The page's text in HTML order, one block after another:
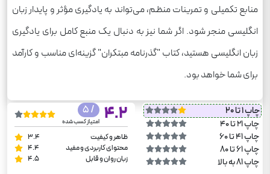
منابع تکمیلی و تمرینات منظم، می‌تواند به یادگیری مؤثر و پایدار زبان
انگلیسی منجر شود. اگر شما نیز به دنبال یک منبع کامل برای یادگیری
زبان انگلیسی هستید، کتاب "گذرنامه مبتکران" گزینه‌ای مناسب و کارآمد
برای شما خواهد بود.
چاپ 1 تا 20
چاپ 21 تا 40
چاپ 41 تا 60
چاپ 61 تا 80
چاپ 81 به بالا
4.2
/ 5
امتیاز کسب شده
ظاهر و کیفیت
3.4
محتوای کاربردی و مفید
4.4
زبان روان و قابل
4.5